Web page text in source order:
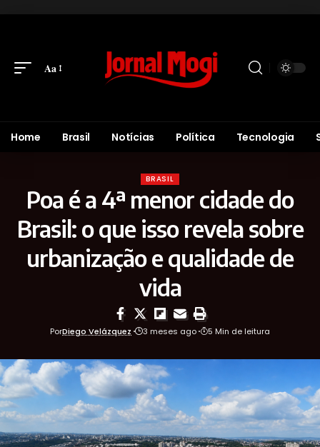
Aa
Home Brasil Notícias Política Tecnologia
BRASIL
Poa é a 4ª menor cidade do
Brasil: o que isso revela sobre
urbanização e qualidade de
vida
PorDiego Velázquez 3 meses ago 5 Min de leitura